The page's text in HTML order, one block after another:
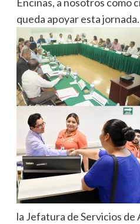
queda apoyar esta jornada.
la Jefatura de Servicios